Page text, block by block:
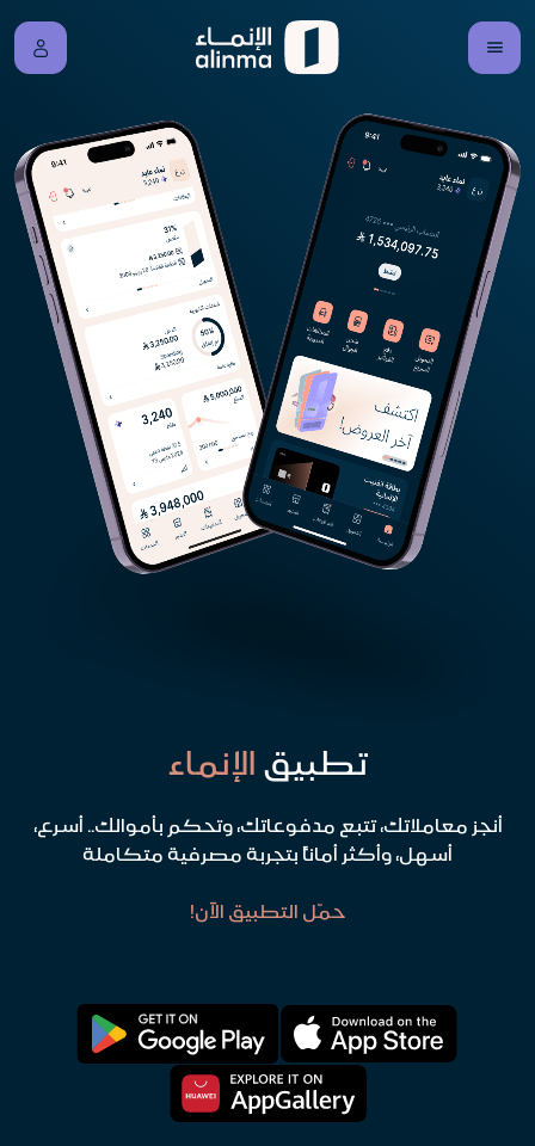
تطبيق الإنماء
أنجز معاملاتك، تتبع مدفوعاتك، وتحكم بأموالك.. أسرع،
أسهل، وأكثر أماناً بتجربة مصرفية متكاملة
حمّل التطبيق الآن!